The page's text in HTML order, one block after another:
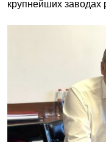
крупнейших заводах